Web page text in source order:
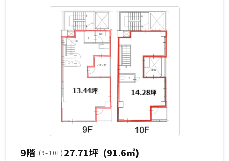
9階 (9-10F) 27.71坪 (91.6㎡)